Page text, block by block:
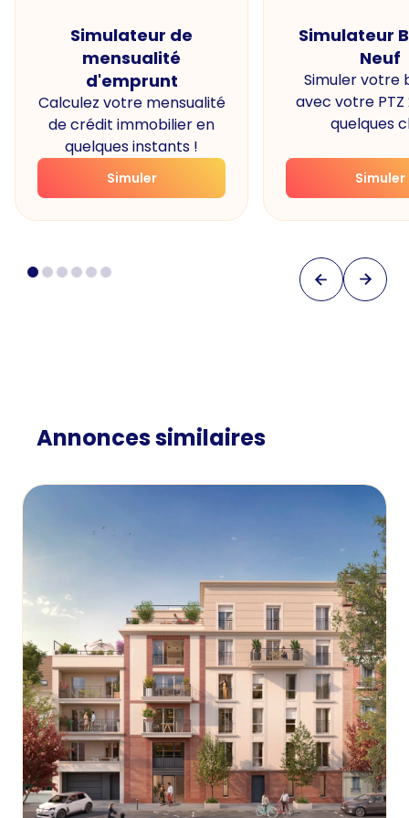
Simulateur de
mensualité
d'emprunt
Calculez votre mensualité
de crédit immobilier en
quelques instants !
Simuler
Simulateur
Neuf
Simuler votre
avec votre PTZ
quelques
Simuler
Annonces similaires